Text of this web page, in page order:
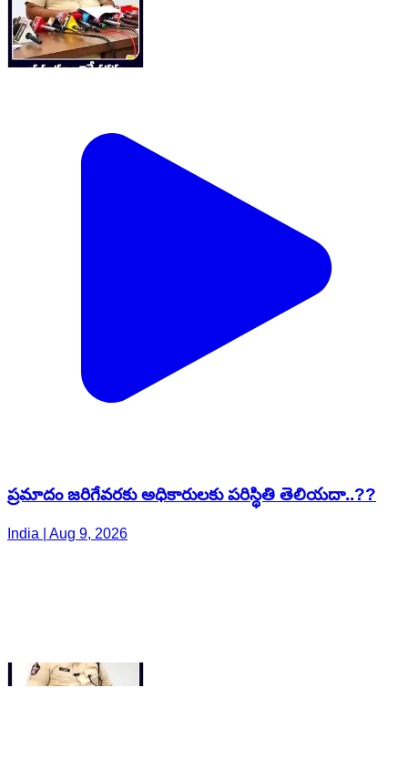
ప్రమాదం జరిగేవరకు అధికారులకు పరిస్థితి తెలియదా..??